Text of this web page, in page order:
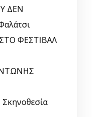
ΔΕΝ
ΦΕΣΤΙΒΑΛ
Σκηνοθεσία